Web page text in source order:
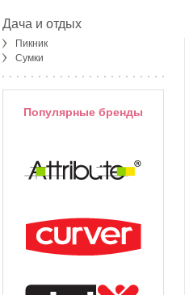
Дача и отдых
Пикник
Сумки
Популярные бренды